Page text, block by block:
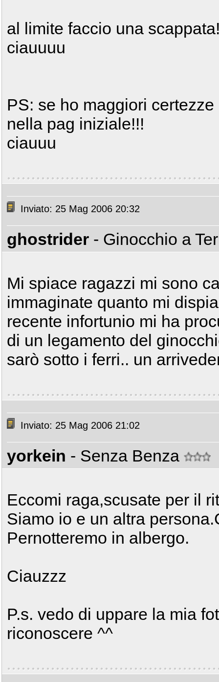
al limite faccio una
ciauuuu
PS: se ho maggiori
nella pag iniziale!!!
ciauuu
Inviato: 25 Mag 2006 20:32
ghostrider - Ginocchio a
Mi spiace ragazzi mi sono
immaginate quanto mi
recente infortunio mi ha
di un legamento del
sarò sotto i ferri.. un
Inviato: 25 Mag 2006 21:02
yorkein - Senza Benza
Eccomi raga,scusate per il
Siamo io e un altra
Pernotteremo in albergo.
Ciauzzz
P.s. vedo di uppare la mia
riconoscere ^^